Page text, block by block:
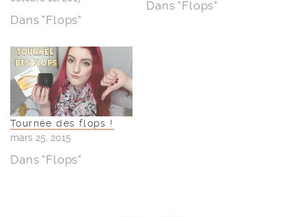
Dans "Flops"
Dans "Flops"
Tournée des flops !
mars 25, 2015
Dans "Flops"